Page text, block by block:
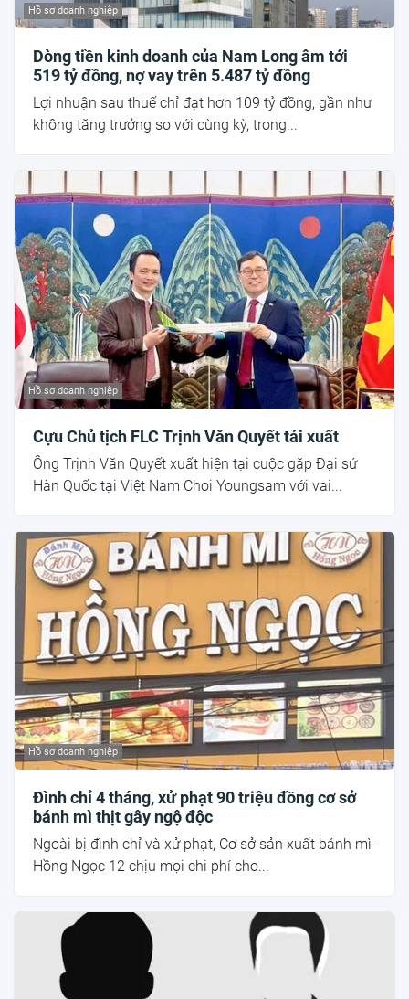
Hồ sơ doanh nghiệp
Dòng tiền kinh doanh của Nam Long âm tới
519 tỷ đồng, nợ vay trên 5.487 tỷ đồng
Lợi nhuận sau thuế chỉ đạt hơn 109 tỷ đồng, gần như
không tăng trưởng so với cùng kỳ, trong...
Hồ sơ doanh nghiệp
Cựu Chủ tịch FLC Trịnh Văn Quyết tái xuất
Ông Trịnh Văn Quyết xuất hiện tại cuộc gặp Đại sứ
Hàn Quốc tại Việt Nam Choi Youngsam với vai...
Hồ sơ doanh nghiệp
Đình chỉ 4 tháng, xử phạt 90 triệu đồng cơ sở
bánh mì thịt gây ngộ độc
Ngoài bị đình chỉ và xử phạt, Cơ sở sản xuất bánh mì-
Hồng Ngọc 12 chịu mọi chi phí cho...